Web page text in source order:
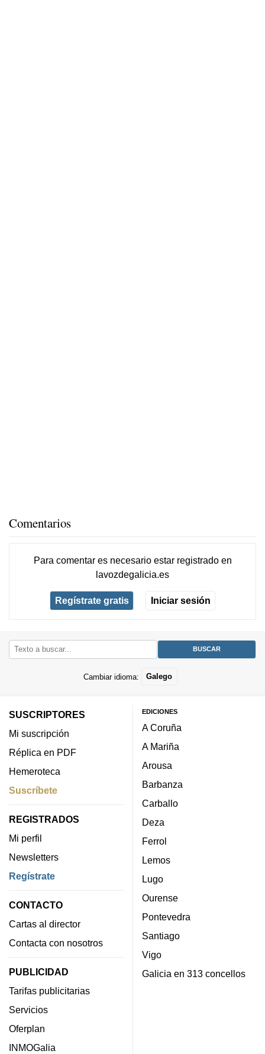
Comentarios
Para comentar es necesario estar registradoen
lavozdegalicia.es
Regístrate gratis Iniciar sesión
Cambiar idioma: Galego
SUSCRIPTORES
Mi suscripción
Réplica en PDF
Hemeroteca
Suscríbete
REGISTRADOS
Mi perfil
Newsletters
Regístrate
CONTACTO
Cartas al director
Contacta con nosotros
PUBLICIDAD
Tarifas publicitarias
Servicios
Oferplan
INMOGalia
EDICIONES
A Coruña
A Mariña
Arousa
Barbanza
Carballo
Deza
Ferrol
Lemos
Lugo
Ourense
Pontevedra
Santiago
Vigo
Galicia en 313 concellos